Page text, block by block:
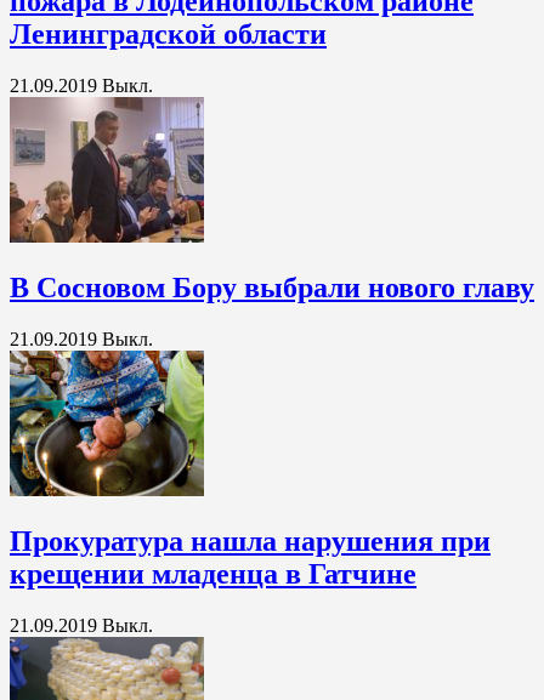
Ленинградской области
21.09.2019 Выкл.
В Сосновом Бору выбрали нового главу
21.09.2019 Выкл.
Прокуратура нашла нарушения при
крещении младенца в Гатчине
21.09.2019 Выкл.